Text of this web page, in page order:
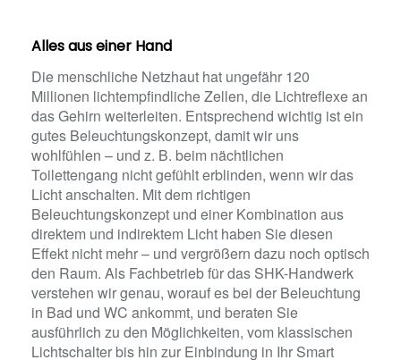
Alles aus einer Hand
Die menschliche Netzhaut hat ungefähr 120
Millionen lichtempfindliche Zellen, die Lichtreflexe an
das Gehirn weiterleiten. Entsprechend wichtig ist ein
gutes Beleuchtungskonzept, damit wir uns
wohlfühlen – und z. B. beim nächtlichen
Toilettengang nicht gefühlt erblinden, wenn wir das
Licht anschalten. Mit dem richtigen
Beleuchtungskonzept und einer Kombination aus
direktem und indirektem Licht haben Sie diesen
Effekt nicht mehr – und vergrößern dazu noch optisch
den Raum. Als Fachbetrieb für das SHK-Handwerk
verstehen wir genau, worauf es bei der Beleuchtung
in Bad und WC ankommt, und beraten Sie
ausführlich zu den Möglichkeiten, vom klassischen
Lichtschalter bis hin zur Einbindung in Ihr Smart